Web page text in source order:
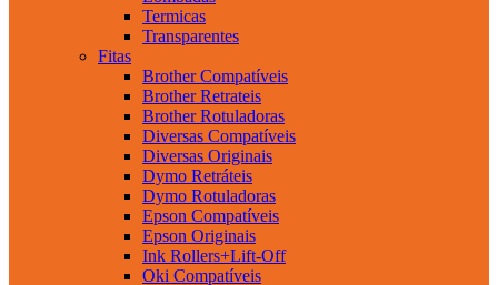
Termicas
Transparentes
Fitas
Brother Compatíveis
Brother Retrateis
Brother Rotuladoras
Diversas Compatíveis
Diversas Originais
Dymo Retráteis
Dymo Rotuladoras
Epson Compatíveis
Epson Originais
Ink Rollers+Lift-Off
Oki Compatíveis